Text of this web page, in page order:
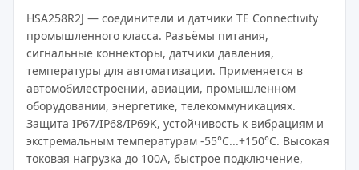
HSA258R2J — соединители и датчики TE Connectivity
промышленного класса. Разъёмы питания,
сигнальные коннекторы, датчики давления,
температуры для автоматизации. Применяется в
автомобилестроении, авиации, промышленном
оборудовании, энергетике, телекоммуникациях.
Защита IP67/IP68/IP69K, устойчивость к вибрациям и
экстремальным температурам -55°C...+150°C. Высокая
токовая нагрузка до 100A, быстрое подключение,